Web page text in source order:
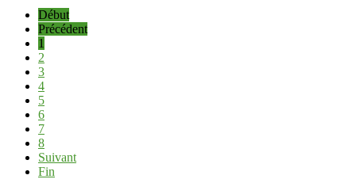
Début
Précédent
1
2
3
4
5
6
7
8
Suivant
Fin